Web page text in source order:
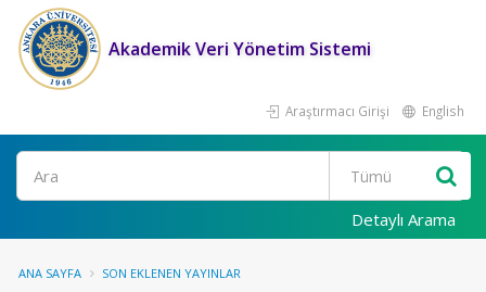
Akademik Veri Yönetim Sistemi
Araştırmacı Girişi English
Ara
Detaylı Arama
ANA SAYFA SON EKLENEN YAYINLAR